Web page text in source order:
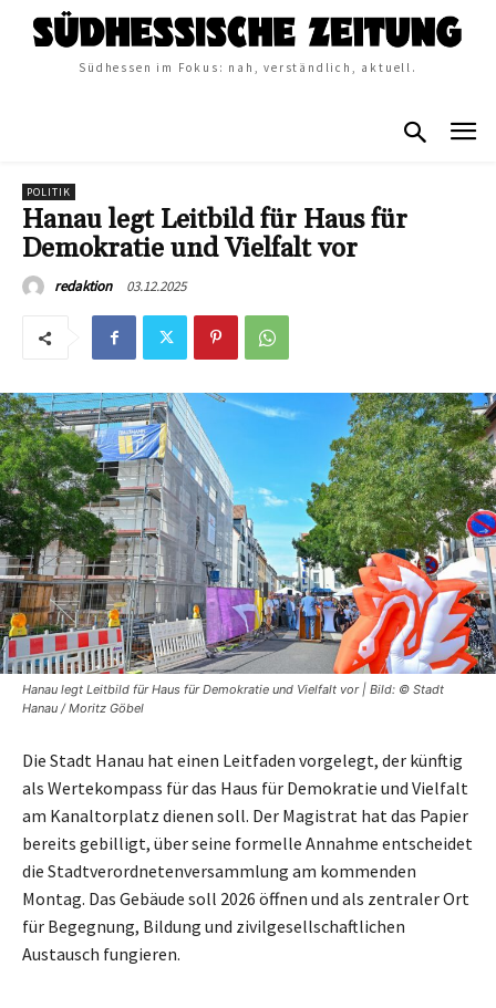
Südhessen im Fokus: nah, verständlich, aktuell.
POLITIK
Hanau legt Leitbild für Haus für
Demokratie und Vielfalt vor
redaktion 03.12.2025
Hanau legt Leitbild für Haus für Demokratie und Vielfalt vor | Bild: © Stadt
Hanau / Moritz Göbel
Die Stadt Hanau hat einen Leitfaden vorgelegt, der künftig
als Wertekompass für das Haus für Demokratie und Vielfalt
am Kanaltorplatz dienen soll. Der Magistrat hat das Papier
bereits gebilligt, über seine formelle Annahme entscheidet
die Stadtverordnetenversammlung am kommenden
Montag. Das Gebäude soll 2026 öffnen und als zentraler Ort
für Begegnung, Bildung und zivilgesellschaftlichen
Austausch fungieren.